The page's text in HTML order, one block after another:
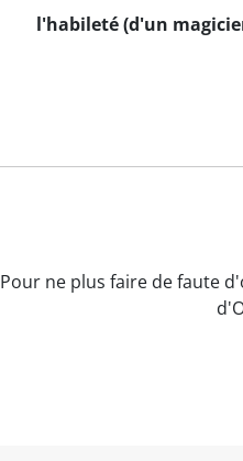
l'habileté (d'un
Pour ne plus faire de faute